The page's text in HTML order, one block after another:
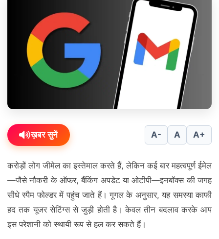
ख़बर सुनें A- A A+
करोड़ों लोग जीमेल का इस्तेमाल करते हैं, लेकिन कई बार महत्वपूर्ण ईमेल
—जैसे नौकरी के ऑफर, बैंकिंग अपडेट या ओटीपी—इनबॉक्स की जगह
सीधे स्पैम फोल्डर में पहुंच जाते हैं। गूगल के अनुसार, यह समस्या काफी
हद तक यूजर सेटिंग्स से जुड़ी होती है। केवल तीन बदलाव करके आप
इस परेशानी को स्थायी रूप से हल कर सकते हैं।